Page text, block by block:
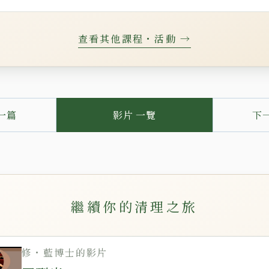
查看其他課程・活動 →
篇 影片 一覽 下
繼續你的清理之旅
修・藍博士的影片